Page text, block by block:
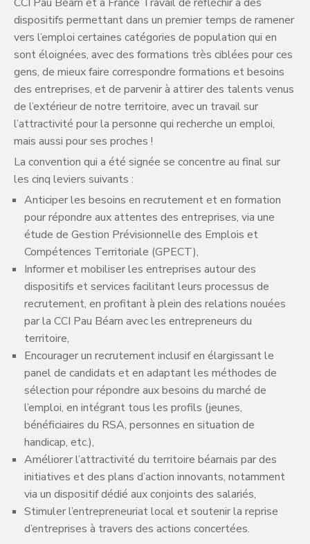
dispositifs permettant dans un premier temps de ramener
vers l’emploi certaines catégories de population qui en
sont éloignées, avec des formations très ciblées pour ces
gens, de mieux faire correspondre formations et besoins
des entreprises, et de parvenir à attirer des talents venus
de l’extérieur de notre territoire, avec un travail sur
l’attractivité pour la personne qui recherche un emploi,
mais aussi pour ses proches !
La convention qui a été signée se concentre au final sur
les cinq leviers suivants :
Anticiper les besoins en recrutement et en formation
pour répondre aux attentes des entreprises, via une
étude de Gestion Prévisionnelle des Emplois et
Compétences Territoriale (GPECT),
Informer et mobiliser les entreprises autour des
dispositifs et services facilitant leurs processus de
recrutement, en profitant à plein des relations nouées
par la CCI Pau Béarn avec les entrepreneurs du
territoire,
Encourager un recrutement inclusif en élargissant le
panel de candidats et en adaptant les méthodes de
sélection pour répondre aux besoins du marché de
l’emploi, en intégrant tous les profils (jeunes,
bénéficiaires du RSA, personnes en situation de
handicap, etc.),
Améliorer l’attractivité du territoire béarnais par des
initiatives et des plans d’action innovants, notamment
via un dispositif dédié aux conjoints des salariés,
Stimuler l’entrepreneuriat local et soutenir la reprise
d’entreprises à travers des actions concertées.